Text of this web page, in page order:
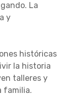
La
y
históricas
la historia
talleres y
familia.